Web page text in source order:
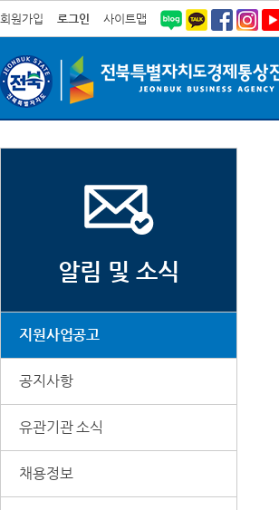
회원가입 로그인 사이트맵
알림 및 소식
지원사업공고
공지사항
유관기관 소식
채용정보